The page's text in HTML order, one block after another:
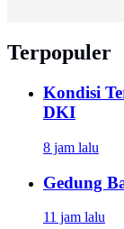
Terpopuler
Kondisi
DKI
8 jam lalu
Gedung
11 jam lalu